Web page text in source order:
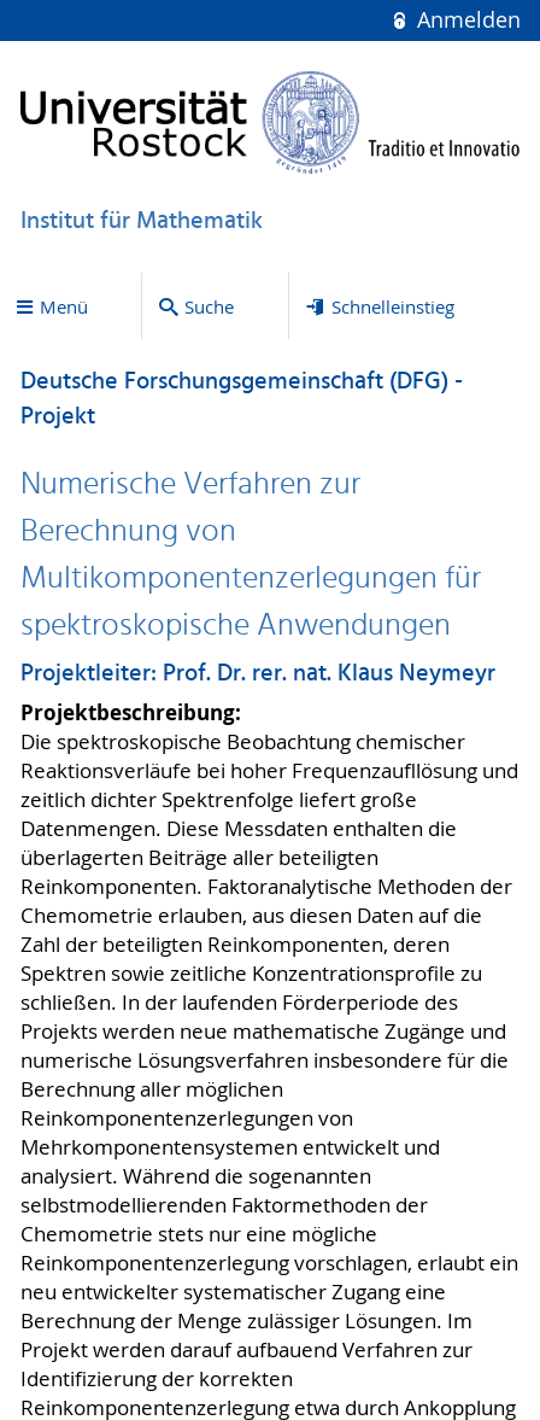
Anmelden
Institut für Mathematik
Menü Suche Schnelleinstieg
Deutsche Forschungsgemeinschaft (DFG) -
Projekt
Numerische Verfahren zur
Berechnung von
Multikomponentenzerlegungen für
spektroskopische Anwendungen
Projektleiter: Prof. Dr. rer. nat. Klaus Neymeyr
Projektbeschreibung:
Die spektroskopische Beobachtung chemischer
Reaktionsverläufe bei hoher Frequenzaufllösung und
zeitlich dichter Spektrenfolge liefert große
Datenmengen. Diese Messdaten enthalten die
überlagerten Beiträge aller beteiligten
Reinkomponenten. Faktoranalytische Methoden der
Chemometrie erlauben, aus diesen Daten auf die
Zahl der beteiligten Reinkomponenten, deren
Spektren sowie zeitliche Konzentrationsprofile zu
schließen. In der laufenden Förderperiode des
Projekts werden neue mathematische Zugänge und
numerische Lösungsverfahren insbesondere für die
Berechnung aller möglichen
Reinkomponentenzerlegungen von
Mehrkomponentensystemen entwickelt und
analysiert. Während die sogenannten
selbstmodellierenden Faktormethoden der
Chemometrie stets nur eine mögliche
Reinkomponentenzerlegung vorschlagen, erlaubt ein
neu entwickelter systematischer Zugang eine
Berechnung der Menge zulässiger Lösungen. Im
Projekt werden darauf aufbauend Verfahren zur
Identifizierung der korrekten
Reinkomponentenzerlegung etwa durch Ankopplung